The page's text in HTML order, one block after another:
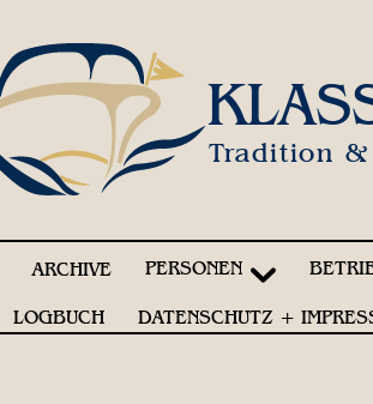
Tradition
ARCHIVE PERSONEN
LOGBUCH DATENSCHUTZ +